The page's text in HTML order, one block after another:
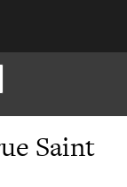
Saint